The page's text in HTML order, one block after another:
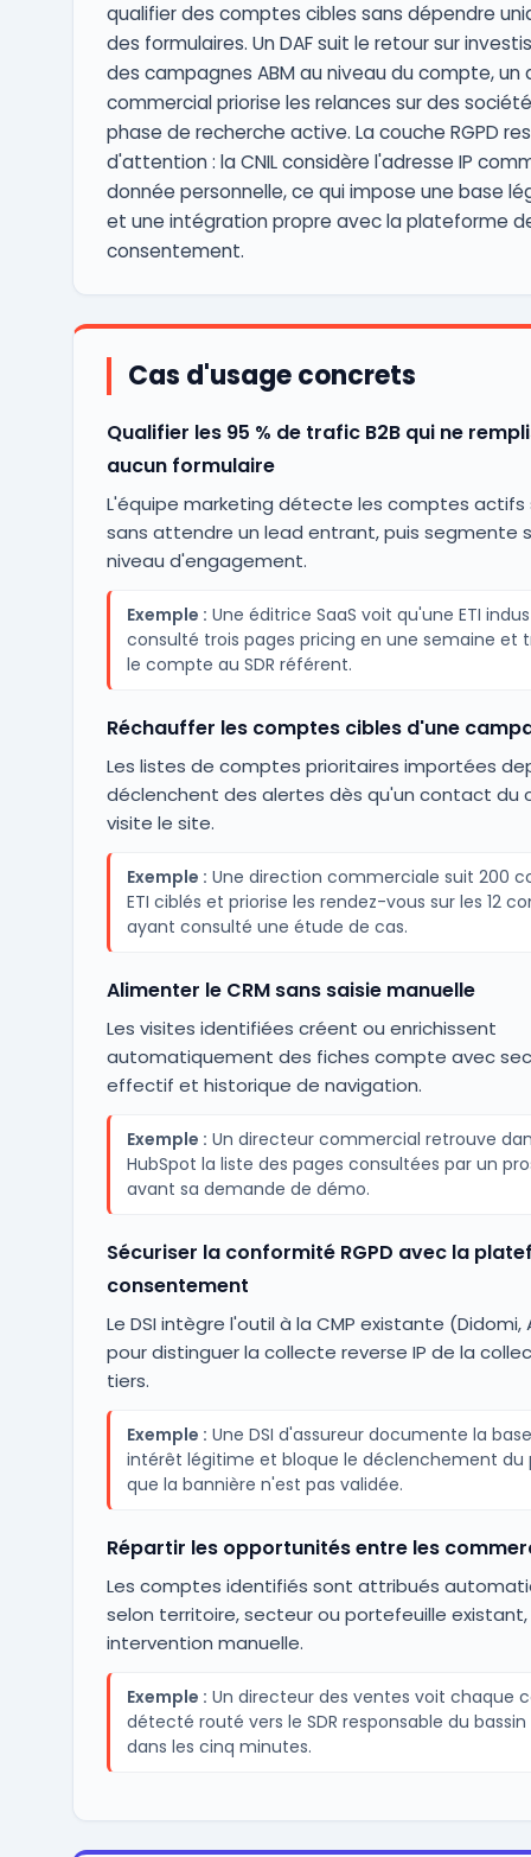
qualifier des comptes cibles sans dépendre
des formulaires. Un DAF suit le retour sur
des campagnes ABM au niveau du compte, un
commercial priorise les relances sur des
phase de recherche active. La couche RGPD
d'attention : la CNIL considère l'adresse IP
donnée personnelle, ce qui impose une base
et une intégration propre avec la plateforme
consentement.
Cas d'usage concrets
Qualifier les 95 % de trafic B2B qui ne
aucun formulaire
L'équipe marketing détecte les comptes actifs
sans attendre un lead entrant, puis segmente
niveau d'engagement.
Exemple : Une éditrice SaaS voit qu'une ETI
consulté trois pages pricing en une semaine et
le compte au SDR référent.
Réchauffer les comptes cibles d'une
Les listes de comptes prioritaires importées
déclenchent des alertes dès qu'un contact du
visite le site.
Exemple : Une direction commerciale suit 200
ETI ciblés et priorise les rendez-vous sur les 12
ayant consulté une étude de cas.
Alimenter le CRM sans saisie manuelle
Les visites identifiées créent ou enrichissent
automatiquement des fiches compte avec
effectif et historique de navigation.
Exemple : Un directeur commercial retrouve
HubSpot la liste des pages consultées par un
avant sa demande de démo.
Sécuriser la conformité RGPD avec la
consentement
Le DSI intègre l'outil à la CMP existante (Didomi,
pour distinguer la collecte reverse IP de la
tiers.
Exemple : Une DSI d'assureur documente la
intérêt légitime et bloque le déclenchement du
que la bannière n'est pas validée.
Répartir les opportunités entre les
Les comptes identifiés sont attribués
selon territoire, secteur ou portefeuille existant,
intervention manuelle.
Exemple : Un directeur des ventes voit chaque
détecté routé vers le SDR responsable du bassin
dans les cinq minutes.